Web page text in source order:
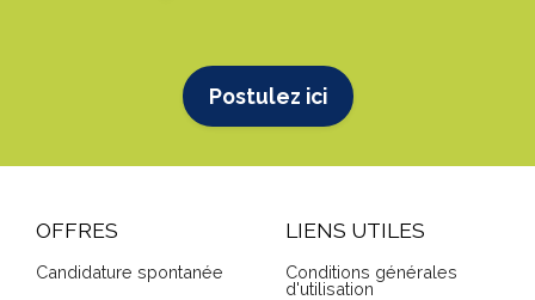
Postulez ici
OFFRES
Candidature spontanée
LIENS UTILES
Conditions générales
d'utilisation